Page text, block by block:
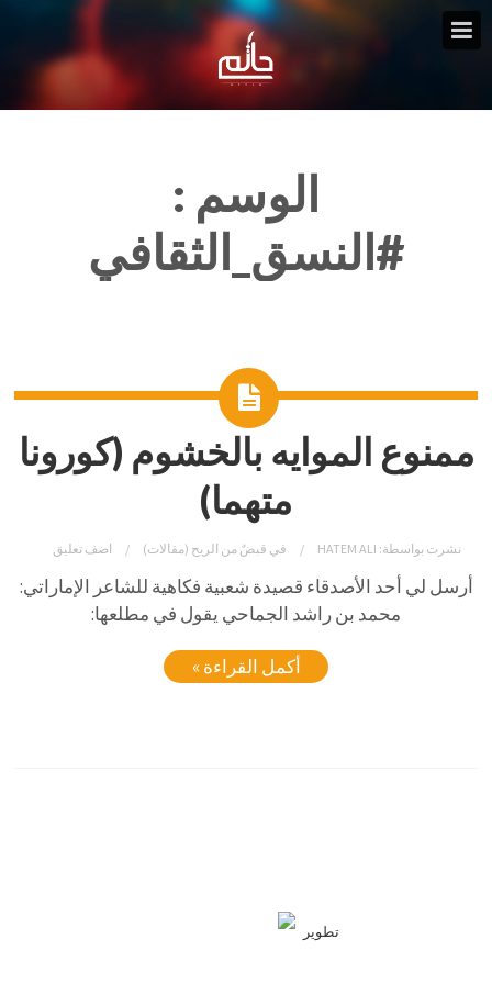
الوسم :
#النسق_الثقافي
ممنوع الموايه بالخشوم (كورونا
متهما)
نشرت بواسطة: HATEM ALI في قبضٌ من الريح (مقالات) اضف تعليق
أرسل لي أحد الأصدقاء قصيدة شعبية فكاهية للشاعر الإماراتي:
محمد بنراشد الجماحي يقول في مطلعها:
أكمل القراءة »
تطوير